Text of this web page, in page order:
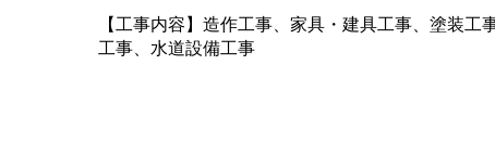
【工事内容】造作工事、家具・建具工事、塗装工
工事、水道設備工事